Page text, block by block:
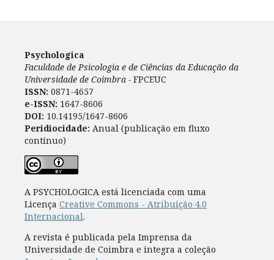
Psychologica
Faculdade de Psicologia e de Ciências da Educação da
Universidade de Coimbra - FPCEUC
ISSN: 0871-4657
e-ISSN: 1647-8606
DOI: 10.14195/1647-8606
Peridiocidade: Anual (publicação em fluxo
contínuo)
A PSYCHOLOGICA está licenciada com uma
Licença Creative Commons - Atribuição 4.0
Internacional.
A revista é publicada pela Imprensa da
Universidade de Coimbra e integra a coleção